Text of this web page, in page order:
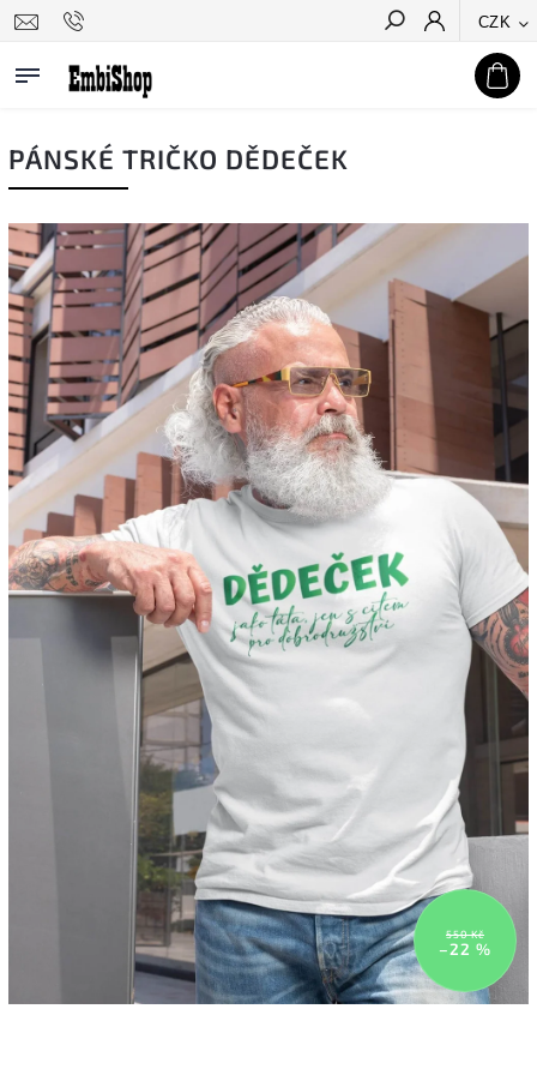
CZK
Hledat
PÁNSKÉ TRIČKO DĚDEČEK
550 Kč
–22 %